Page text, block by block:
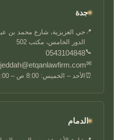
جدة
📍 حي العزيزية، شارع محمد بن
الدور الخامس، مكتب 502
📞
0543104848
✉
⏰ الأحد – الخميس: 8:00 ص – 5:00 م
الدمام